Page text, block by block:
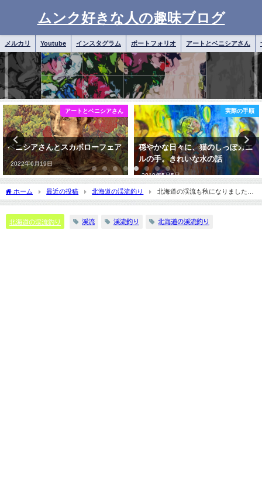
ムンク好きな人の趣味ブログ
メルカリ Youtube インスタグラム ポートフォリオ アートとベニシアさん
実際の手順
穏やかな日々に、猫のしっぽカエ
ルの手。きれいな水の話
2019年5月5日
アートとベニシアさ
猫のしっぽカエルの手 一瞬一
を真剣に生きる。
2019年5月12日
ホーム 最近の投稿 北海道の渓流釣り
北海道の渓流も秋になりました。
アメますがいます。
北海道の渓流釣り 渓流 渓流釣り 北海道の渓流釣り